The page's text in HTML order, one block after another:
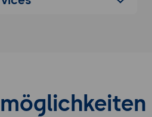
-verarbeitung
von Batch- und